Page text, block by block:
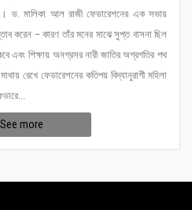
ড. মালিকা আল রাজী ফেডারেশনের এক সভায়
করেন – কারণ তাঁর মনের মাঝে সুপ্ত বাসনা ছিল
এবং শিক্ষায় অনগ্রসর নারী জাতির অগ্রগতির পথ
রেখে ফেডারেশনের কতিপয় বিদ্যানুরাগী মহিলা
See more